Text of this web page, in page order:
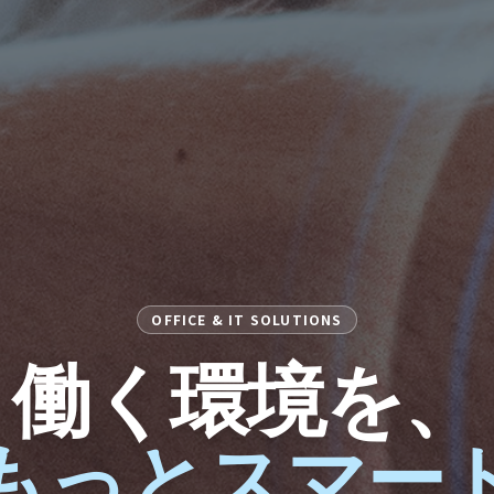
OFFICE & IT SOLUTIONS
働く環境を、